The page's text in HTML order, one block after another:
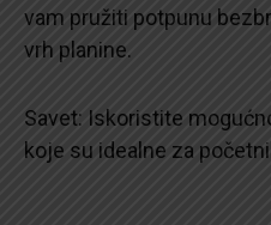
vam pružiti potpunu
vrh planine.
Savet: Iskoristite
koje su idealne za